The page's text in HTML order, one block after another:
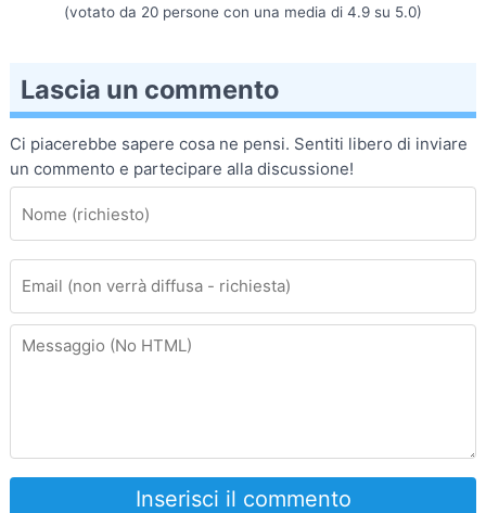
(votato da 20 persone con una media di 4.9 su 5.0)
Lascia un commento
Ci piacerebbe sapere cosa ne pensi. Sentiti libero di inviare
un commento e partecipare alla discussione!
Inserisci il commento